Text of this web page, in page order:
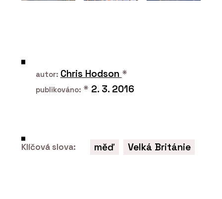
autor: Chris Hodson *
publikováno: * 2. 3. 2016
Klíčová slova: měď Velká Británie